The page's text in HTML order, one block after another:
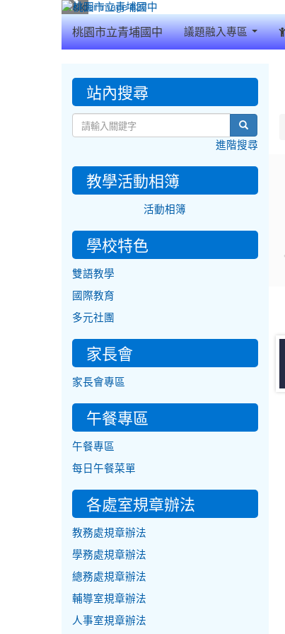
桃園市立青埔國中 議題融入專區
::: 站內搜尋
search
進階搜尋
教學活動相簿
活動相簿
學校特色
雙語教學
國際教育
多元社團
家長會
家長會專區
午餐專區
午餐專區
每日午餐菜單
各處室規章辦法
教務處規章辦法
學務處規章辦法
總務處規章辦法
輔導室規章辦法
人事室規章辦法